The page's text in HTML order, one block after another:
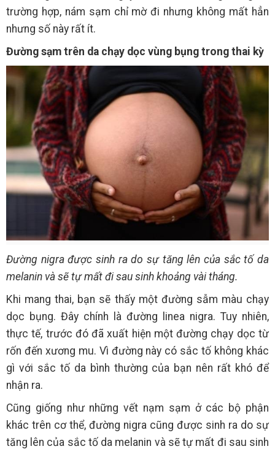
trường hợp, nám sạm chỉ mờ đi nhưng không mất hẳn
nhưng số này rất ít.
Đường sạm trên da chạy dọc vùng bụng trong thai kỳ
Đường nigra được sinh ra do sự tăng lên của sắc tố da
melanin và sẽ tự mất đi sau sinh khoảng vài tháng.
Khi mang thai, bạn sẽ thấy một đường sẫm màu chạy
dọc bụng. Đây chính là đường linea nigra. Tuy nhiên,
thực tế, trước đó đã xuất hiện một đường chạy dọc từ
rốn đến xương mu. Vì đường này có sắc tố không khác
gì với sắc tố da bình thường của bạn nên rất khó để
nhận ra.
Cũng giống như những vết nạm sạm ở các bộ phận
khác trên cơ thể, đường nigra cũng được sinh ra do sự
tăng lên của sắc tố da melanin và sẽ tự mất đi sau sinh